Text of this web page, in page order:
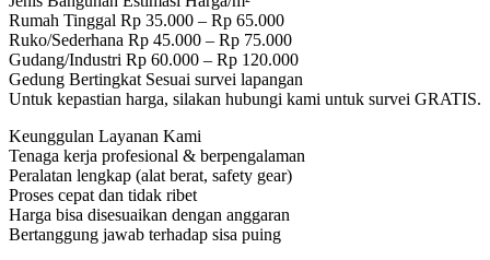
Rumah Tinggal Rp 35.000 – Rp 65.000
Ruko/Sederhana Rp 45.000 – Rp 75.000
Gudang/Industri Rp 60.000 – Rp 120.000
Gedung Bertingkat Sesuai survei lapangan
Untuk kepastian harga, silakan hubungi kami untuk survei GRATIS.
Keunggulan Layanan Kami
Tenaga kerja profesional & berpengalaman
Peralatan lengkap (alat berat, safety gear)
Proses cepat dan tidak ribet
Harga bisa disesuaikan dengan anggaran
Bertanggung jawab terhadap sisa puing